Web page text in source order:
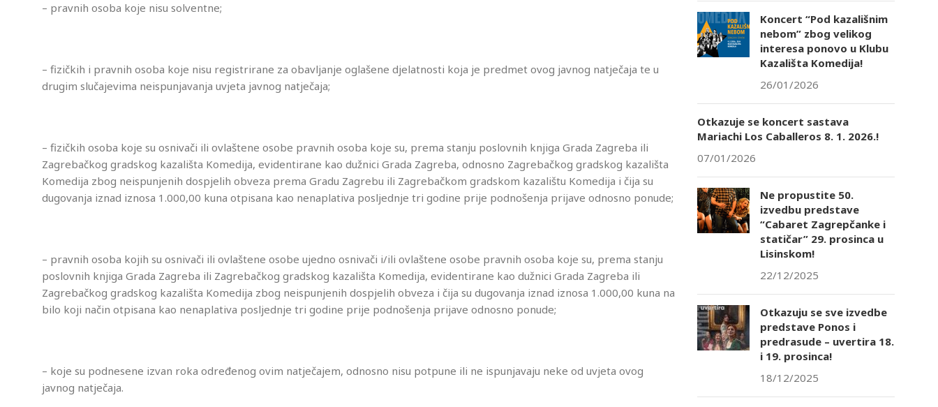
– pravnih osoba koje nisu solventne;
– fizičkih i pravnih osoba koje nisu registrirane za obavljanje oglašene djelatnosti koja je predmet ovog javnog natječaja te u
drugim slučajevima neispunjavanja uvjeta javnog natječaja;
– fizičkih osoba koje su osnivači ili ovlaštene osobe pravnih osoba koje su, prema stanju poslovnih knjiga Grada Zagreba ili
Zagrebačkog gradskog kazališta Komedija, evidentirane kao dužnici Grada Zagreba, odnosno Zagrebačkog gradskog kazališta
Komedija zbog neispunjenih dospjelih obveza prema Gradu Zagrebu ili Zagrebačkom gradskom kazalištu Komedija i čija su
dugovanja iznad iznosa 1.000,00 kuna otpisana kao nenaplativa posljednje tri godine prije podnošenja prijave odnosno ponude;
– pravnih osoba kojih su osnivači ili ovlaštene osobe ujedno osnivači i/ili ovlaštene osobe pravnih osoba koje su, prema stanju
poslovnih knjiga Grada Zagreba ili Zagrebačkog gradskog kazališta Komedija, evidentirane kao dužnici Grada Zagreba ili
Zagrebačkog gradskog kazališta Komedija zbog neispunjenih dospjelih obveza i čija su dugovanja iznad iznosa 1.000,00 kuna na
bilo koji način otpisana kao nenaplativa posljednje tri godine prije podnošenja prijave odnosno ponude;
– koje su podnesene izvan roka određenog ovim natječajem, odnosno nisu potpune ili ne ispunjavaju neke od uvjeta ovog
javnog natječaja.
Koncert “Pod kazališnim
nebom” zbog velikog
interesa ponovo u Klubu
Kazališta Komedija!
26/01/2026
Otkazuje se koncert sastava
Mariachi Los Caballeros 8. 1. 2026.!
07/01/2026
Ne propustite 50.
izvedbu predstave
“Cabaret Zagrepčanke i
statičar” 29. prosinca u
Lisinskom!
22/12/2025
Otkazuju se sve izvedbe
predstave Ponos i
predrasude – uvertira 18.
i 19. prosinca!
18/12/2025